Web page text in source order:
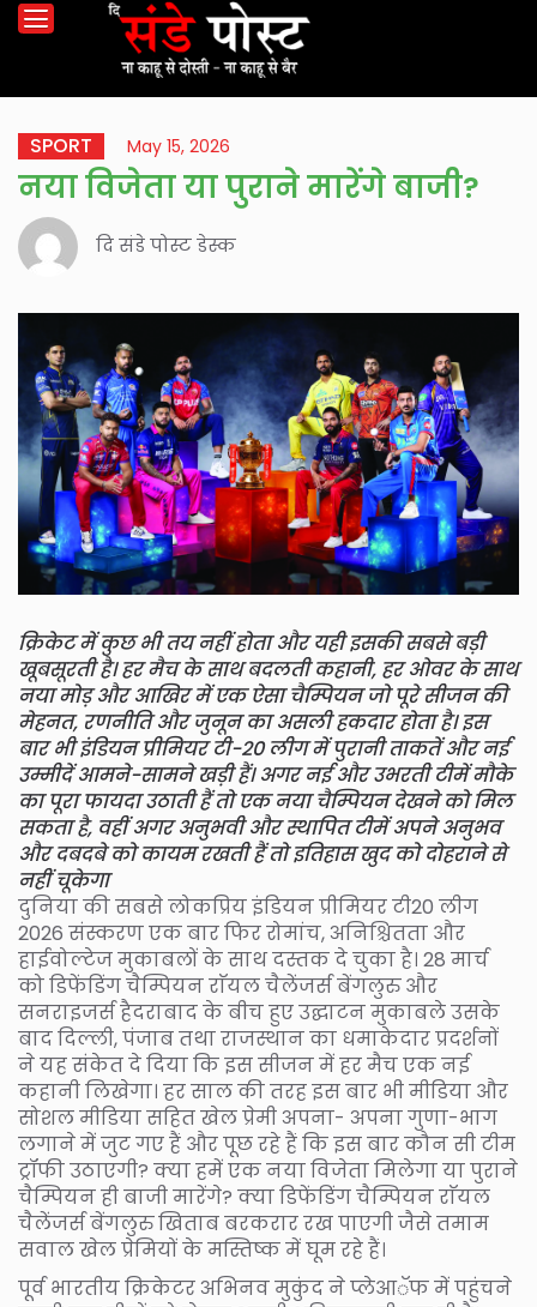
SPORT May 15, 2026
नया विजेता या पुराने मारेंगे बाजी?
दि संडे पोस्ट डेस्क
क्रिकेट में कुछ भी तय नहीं होता और यही इसकी सबसे बड़ी
खूबसूरती है। हर मैच के साथ बदलती कहानी, हर ओवर के साथ
नया मोड़ और आखिर में एक ऐसा चैम्पियन जो पूरे सीजन की
मेहनत, रणनीति और जुनून का असली हकदार होता है। इस
बार भी इंडियन प्रीमियर टी-20 लीग में पुरानी ताकतें और नई
उम्मीदें आमने-सामने खड़ी हैं। अगर नई और उभरती टीमें मौके
का पूरा फायदा उठाती हैं तो एक नया चैम्पियन देखने को मिल
सकता है, वहीं अगर अनुभवी और स्थापित टीमें अपने अनुभव
और दबदबे को कायम रखती हैं तो इतिहास खुद को दोहराने से
नहीं चूकेगा
दुनिया की सबसे लोकप्रिय इंडियन प्रीमियर टी20 लीग
2026 संस्करण एक बार फिर रोमांच, अनिश्चितता और
हाईवोल्टेज मुकाबलों के साथ दस्तक दे चुका है। 28 मार्च
को डिफेंडिंग चैम्पियन राॅयल चैलेंजर्स बेंगलुरु और
सनराइजर्स हैदराबाद के बीच हुए उद्घाटन मुकाबले उसके
बाद दिल्ली, पंजाब तथा राजस्थान का धमाकेदार प्रदर्शनों
ने यह संकेत दे दिया कि इस सीजन में हर मैच एक नई
कहानी लिखेगा। हर साल की तरह इस बार भी मीडिया और
सोशल मीडिया सहित खेल प्रेमी अपना- अपना गुणा-भाग
लगाने में जुट गए हैं और पूछ रहे हैं कि इस बार कौन सी टीम
ट्रॉफी उठाएगी? क्या हमें एक नया विजेता मिलेगा या पुराने
चैम्पियन ही बाजी मारेंगे? क्या डिफेंडिंग चैम्पियन राॅयल
चैलेंजर्स बेंगलुरु खिताब बरकरार रख पाएगी जैसे तमाम
सवाल खेल प्रेमियों के मस्तिष्क में घूम रहे हैं।
पूर्व भारतीय क्रिकेटर अभिनव मुकुंद ने प्लेआॅफ में पहुंचने